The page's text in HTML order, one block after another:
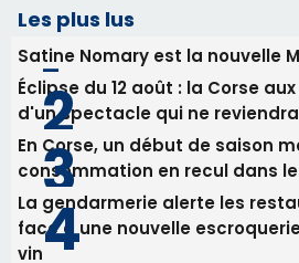
Les plus lus
Satine Nomary est la nouvelle
Éclipse du 12 août : la Corse
d'un spectacle qui ne
En Corse, un début de saison
consommation en recul dans
La gendarmerie alerte les
face à une nouvelle
vin